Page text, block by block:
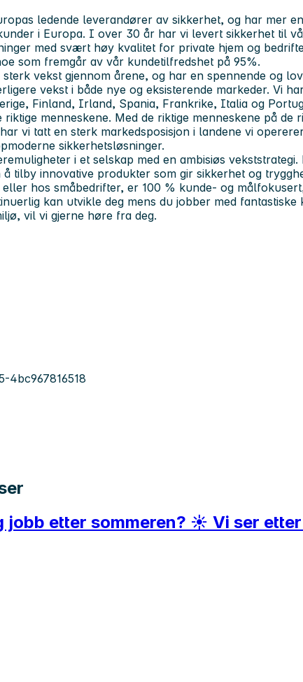
ledende leverandører av sikkerhet, og har mer
i Europa. I over 30 år har vi levert sikkerhet til
med svært høy kvalitet for private hjem og
som fremgår av vår kundetilfredshet på 95%.
vekst gjennom årene, og har en spennende og
vekst i både nye og eksisterende markeder. Vi
Finland, Irland, Spania, Frankrike, Italia og
menneskene. Med de riktige menneskene på de
vi tatt en sterk markedsposisjon i landene vi
sikkerhetsløsninger.
i et selskap med en ambisiøs vekststrategi.
tilby innovative produkter som gir sikkerhet og
eller hos småbedrifter, er 100 % kunde- og
kan utvikle deg mens du jobber med fantastiske
vil vi gjerne høre fra deg.
4bc967816518
jobb etter sommeren? ☀️ Vi ser